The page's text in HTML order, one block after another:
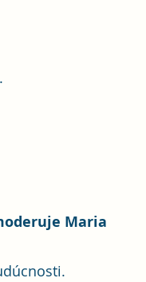
Maria